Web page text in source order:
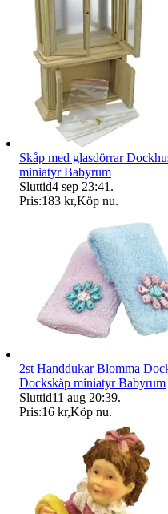
Skåp med glasdörrar
miniatyr Babyrum
Sluttid4 sep 23:41 .
Pris:183 kr,Köp nu.
2st Handdukar Blomma
Dockskåp miniatyr Babyrum
Sluttid11 aug 20:39.
Pris:16 kr,Köp nu.